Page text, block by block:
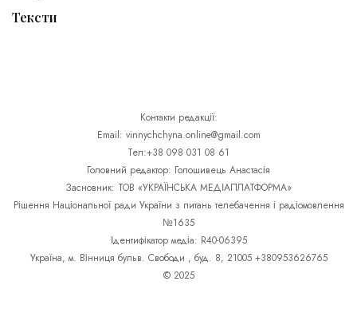
Тексти
Контакти редакції:
Email: vinnychchyna.online@gmail.com
Тел:+38 098 031 08 61
Головний редактор: Голошивець Анастасія
Засновник: ТОВ «УКРАЇНСЬКА МЕДІАПЛАТФОРМА»
Рішення Національної ради України з питань телебачення і радіомовлення
№1635
Ідентифікатор медіа: R40-06395
Україна, м. Вінниця бульв. Свободи , буд. 8, 21005 +380953626765
© 2025